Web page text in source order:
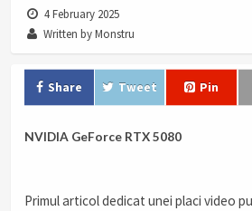
4 February 2025
Written by Monstru
Share Tweet Pin
NVIDIA GeForce RTX 5080
Primul articol dedicat unei placi video